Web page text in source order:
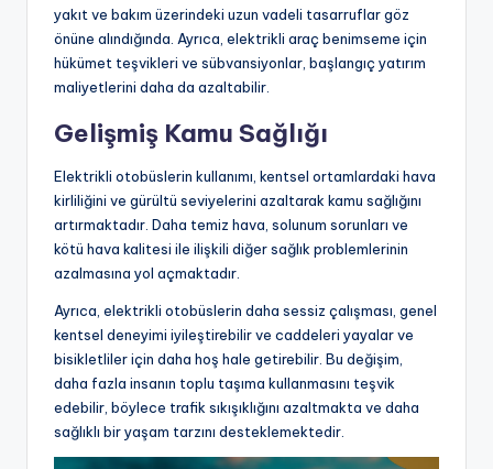
yakıt ve bakım üzerindeki uzun vadeli tasarruflar göz
önüne alındığında. Ayrıca, elektrikli araç benimseme için
hükümet teşvikleri ve sübvansiyonlar, başlangıç yatırım
maliyetlerini daha da azaltabilir.
Gelişmiş Kamu Sağlığı
Elektrikli otobüslerin kullanımı, kentsel ortamlardaki hava
kirliliğini ve gürültü seviyelerini azaltarak kamu sağlığını
artırmaktadır. Daha temiz hava, solunum sorunları ve
kötü hava kalitesi ile ilişkili diğer sağlık problemlerinin
azalmasına yol açmaktadır.
Ayrıca, elektrikli otobüslerin daha sessiz çalışması, genel
kentsel deneyimi iyileştirebilir ve caddeleri yayalar ve
bisikletliler için daha hoş hale getirebilir. Bu değişim,
daha fazla insanın toplu taşıma kullanmasını teşvik
edebilir, böylece trafik sıkışıklığını azaltmakta ve daha
sağlıklı bir yaşam tarzını desteklemektedir.